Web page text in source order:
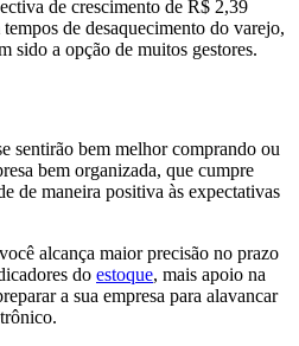
de crescimento de R$ 2,39
de desaquecimento do varejo,
sido a opção de muitos gestores.
sentirão bem melhor comprando ou
bem organizada, que cumpre
de maneira positiva às expectativas
alcança maior precisão no prazo
do estoque, mais apoio na
a sua empresa para alavancar